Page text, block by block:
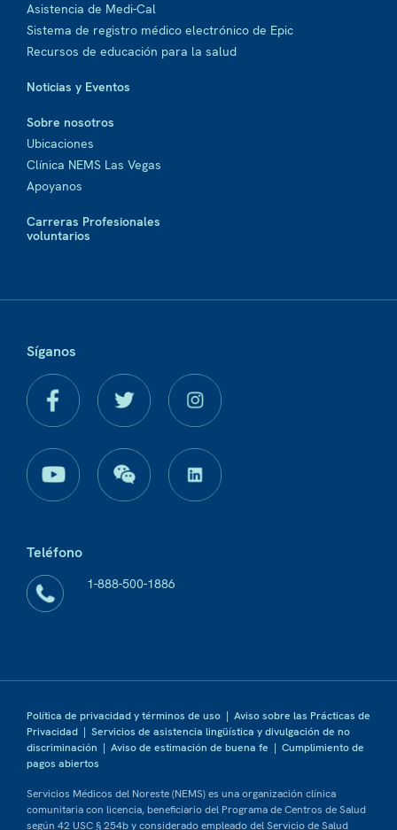
Asistencia de Medi-Cal
Sistema de registro médico electrónico de Epic
Recursos de educación para la salud
Noticias y Eventos
Sobre nosotros
Ubicaciones
Clínica NEMS Las Vegas
Apoyanos
Carreras Profesionales
voluntarios
Síganos
Teléfono
1-888-500-1886
Política de privacidad y términos de uso | Aviso sobre las Prácticas de
Privacidad | Servicios de asistencia lingüística y divulgación de no
discriminación | Aviso de estimación de buena fe | Cumplimiento de
pagos abiertos
Servicios Médicos del Noreste (NEMS) es una organización clínica
comunitaria con licencia, beneficiario del Programa de Centros de Salud
según 42 USC § 254b y considerado empleado del Servicio de Salud